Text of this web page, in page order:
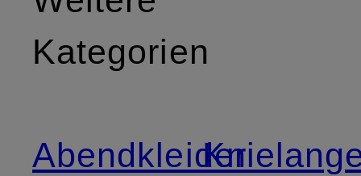
Kategorien
Abendkleider